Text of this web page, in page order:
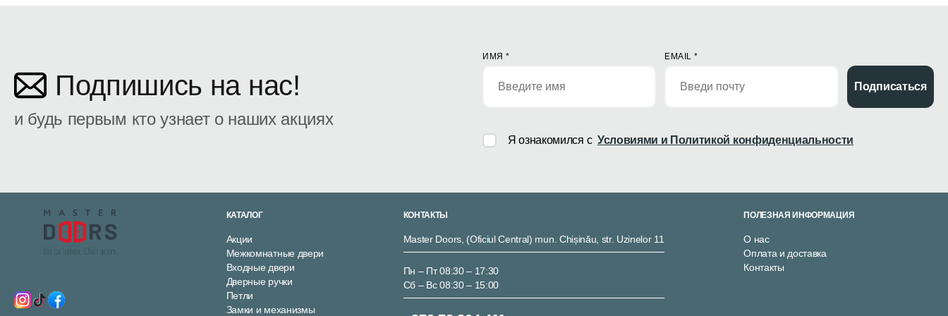
Подпишись на нас!
и будь первым кто узнает о наших акциях
ИМЯ * EMAIL*
Подписаться
Я ознакомился с Условиями и Политикой конфиденциальности
КАТАЛОГ
Акции
Межкомнатные двери
Входные двери
Дверные ручки
Петли
Замки и механизмы
КОНТАКТЫ
Master Doors, (Oficiul Central) mun. Chișinău, str. Uzinelor 11
Пн – Пт 08:30 – 17:30
Сб – Вс 08:30 – 15:00
ПОЛЕЗНАЯ ИНФОРМАЦИЯ
О нас
Оплата и доставка
Контакты